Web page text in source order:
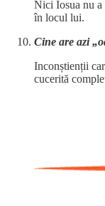
Nici Iosua nu a
în locul lui.
Cine are azi
Inconștienții
cucerită